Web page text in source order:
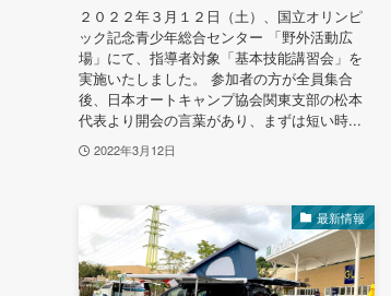
２０２２年３月１２日（土）、国立オリンピ
ック記念青少年総合センター 「野外活動広
場」にて、指導者対象「基本技能講習会」を
実施いたしました。 参加者の方が全員集合
後、日本オートキャンプ協会関東支部の松本
代表より開会の言葉があり、まずは短い時...
2022年3月12日
最新情報